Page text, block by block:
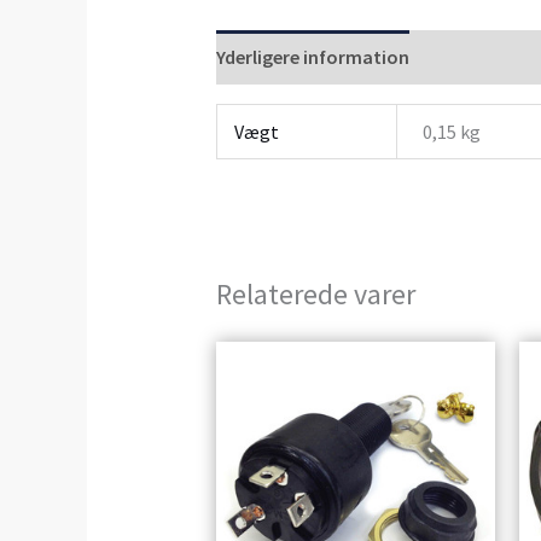
Yderligere information
Vægt 0,15 kg
Relaterede varer